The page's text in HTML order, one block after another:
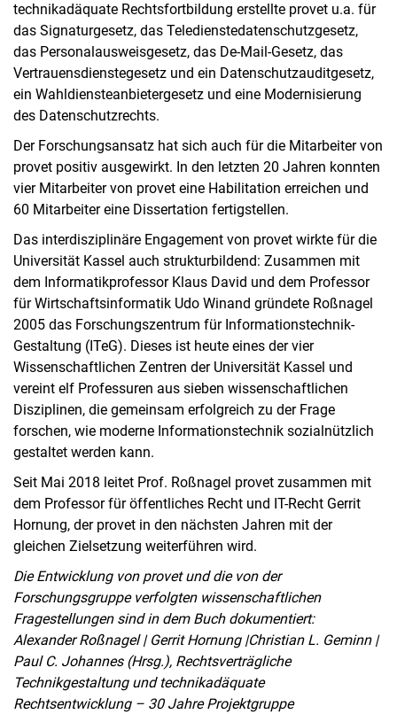
technikadäquate Rechtsfortbildung erstellte provet u.a. für
das Signaturgesetz, das Teledienstedatenschutzgesetz,
das Personalausweisgesetz, das De-Mail-Gesetz, das
Vertrauensdienstegesetz und ein Datenschutzauditgesetz,
ein Wahldiensteanbietergesetz und eine Modernisierung
des Datenschutzrechts.
Der Forschungsansatz hat sich auch für die Mitarbeiter von
provet positiv ausgewirkt. In den letzten 20 Jahren konnten
vier Mitarbeiter von provet eine Habilitation erreichen und
60 Mitarbeiter eine Dissertation fertigstellen.
Das interdisziplinäre Engagement von provet wirkte für die
Universität Kassel auch strukturbildend: Zusammen mit
dem Informatikprofessor Klaus David und dem Professor
für Wirtschaftsinformatik Udo Winand gründete Roßnagel
2005 das Forschungszentrum für Informationstechnik-
Gestaltung (ITeG). Dieses ist heute eines der vier
Wissenschaftlichen Zentren der Universität Kassel und
vereint elf Professuren aus sieben wissenschaftlichen
Disziplinen, die gemeinsam erfolgreich zu der Frage
forschen, wie moderne Informationstechnik sozialnützlich
gestaltet werden kann.
Seit Mai 2018 leitet Prof. Roßnagel provet zusammen mit
dem Professor für öffentliches Recht und IT-Recht Gerrit
Hornung, der provet in den nächsten Jahren mit der
gleichen Zielsetzung weiterführen wird.
Die Entwicklung von provet und die von der
Forschungsgruppe verfolgten wissenschaftlichen
Fragestellungen sind in dem Buch dokumentiert:
Alexander Roßnagel | Gerrit Hornung |Christian L. Geminn |
Paul C. Johannes (Hrsg.), Rechtsverträgliche
Technikgestaltung und technikadäquate
Rechtsentwicklung – 30 Jahre Projektgruppe